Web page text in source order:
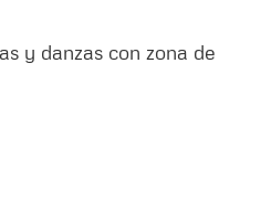
y danzas con zona de